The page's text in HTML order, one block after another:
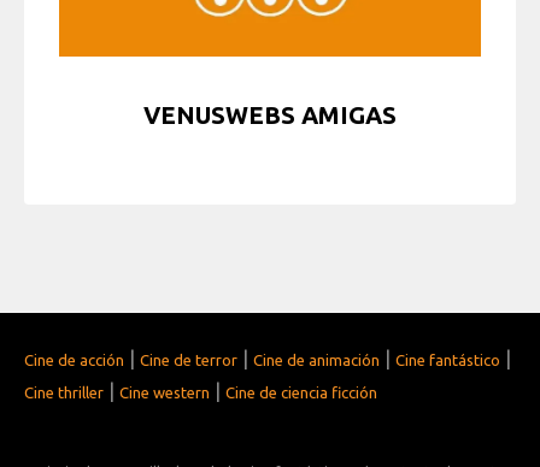
VENUSWEBS AMIGAS
Cine de acción | Cine de terror | Cine de animación | Cine fantástico |
Cine thriller | Cine western | Cine de ciencia ficción